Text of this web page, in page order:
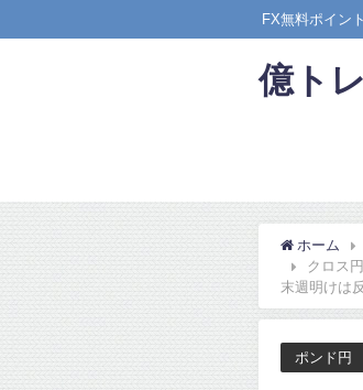
FX無料ポイン
億ト
ホーム
クロス
末週明けは
ポンド円